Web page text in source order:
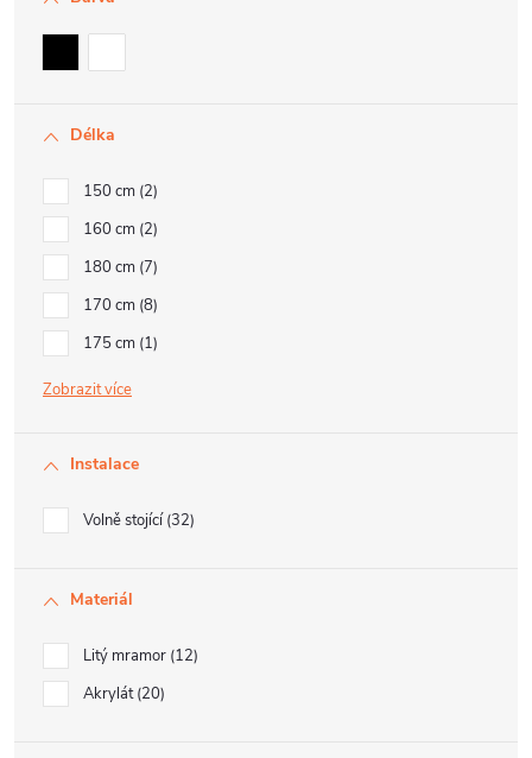
Délka
150 cm 2
160 cm 2
180 cm 7
170 cm 8
175 cm 1
Zobrazit
Instalace
Volně stojící 32
Materiál
Litý mramor 12
Akrylát 20